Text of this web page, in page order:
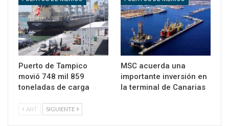
Puerto de Tampico
movió 748 mil 859
toneladas de carga
MSC acuerda una
importante inversión en
la terminal de Canarias
ANT SIGUIENTE